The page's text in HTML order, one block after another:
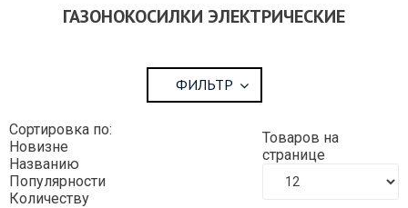
ГАЗОНОКОСИЛКИ ЭЛЕКТРИЧЕСКИЕ
ФИЛЬТР
Сортировка по:
Новизне
Названию
Популярности
Количеству
Товаров на
странице